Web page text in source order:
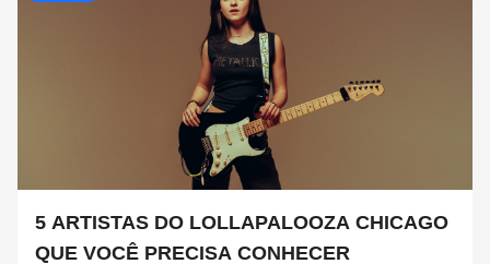
5 ARTISTAS DO LOLLAPALOOZA CHICAGO
QUE VOCÊ PRECISA CONHECER